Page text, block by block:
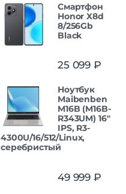
Смартфон
Honor X8d
8/256Gb
Black
25 099 ₽
Ноутбук
Maibenben
M16B (M16B-
R343UM) 16"
IPS, R3-
4300U/16/512/Linux,
серебристый
49 999 ₽